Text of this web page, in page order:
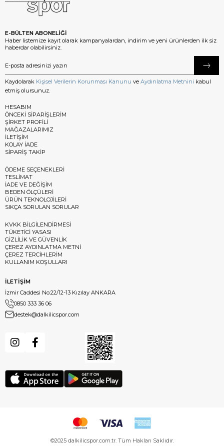
E-BÜLTEN ABONELİĞİ
Haber listemize kayıt olarak kampanyalardan, indirim ve yeni ürünlerden ilk siz
haberdar olabilirsiniz.
Kaydolarak Kişisel Verilerin Korunması Kanunu ve Aydınlatma Metnini kabul
etmiş olursunuz.
HESABIM
ÖNCEKİ SİPARİŞLERİM
ŞİRKET PROFİLİ
MAĞAZALARIMIZ
İLETİŞİM
KOLAY İADE
SİPARİŞ TAKİP
ÖDEME SEÇENEKLERİ
TESLİMAT
İADE VE DEĞİŞİM
BEDEN ÖLÇÜLERİ
ÜRÜN TEKNOLOJİLERİ
SIKÇA SORULAN SORULAR
KVKK BİLGİLENDİRMESİ
TÜKETİCİ YASASI
GİZLİLİK VE GÜVENLİK
ÇEREZ AYDINLATMA METNİ
ÇEREZ TERCİHLERİM
KULLANIM KOŞULLARI
İLETİŞİM
İzmir Caddesi No:22/12-13 Kızılay ANKARA
0850 333 36 06
destek@dalkilicspor.com
©2025 dalkilicspor.com.tr. Tüm Hakları Saklıdır.